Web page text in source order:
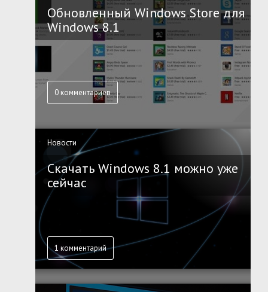
Обновленный Windows Store для
Windows 8.1
0 комментариев
Новости
Скачать Windows 8.1 можно уже
сейчас
1 комментарий